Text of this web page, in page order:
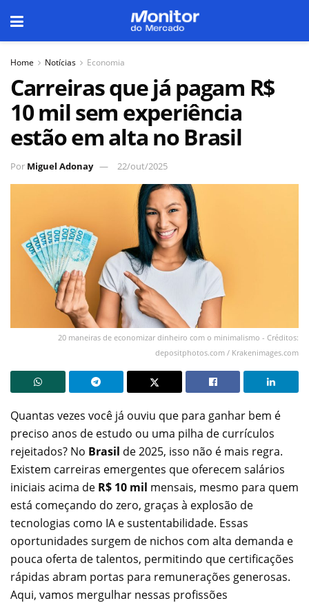
Home Notícias Economia
Carreiras que já pagam R$
10 mil sem experiência
estão em alta no Brasil
Por Miguel Adonay 22/out/2025
20 maneiras de economizar dinheiro com o minimalismo - Créditos:
depositphotos.com / Krakenimages.com
Quantas vezes você já ouviu que para ganhar bem é
preciso anos de estudo ou uma pilha de currículos
rejeitados? No Brasil de 2025, isso não é mais regra.
Existem carreiras emergentes que oferecem salários
iniciais acima de R$ 10 mil mensais, mesmo para quem
está começando do zero, graças à explosão de
tecnologias como IA e sustentabilidade. Essas
oportunidades surgem de nichos com alta demanda e
pouca oferta de talentos, permitindo que certificações
rápidas abram portas para remunerações generosas.
Aqui, vamos mergulhar nessas profissões